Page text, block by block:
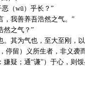
（wū）乎长？”
停留）义所生者，非义袭
嫌疑；通“谦”）于心，则